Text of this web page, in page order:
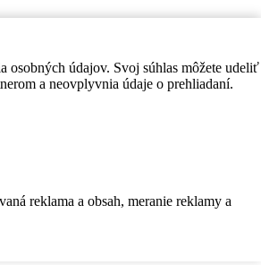
osobných údajov. Svoj súhlas môžete udeliť
a neovplyvnia údaje o prehliadaní.
reklama a obsah, meranie reklamy a